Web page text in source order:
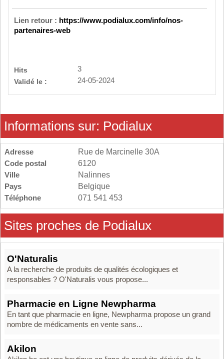
Lien retour : https://www.podialux.com/info/nos-
partenaires-web
Hits
3
Validé le :
24-05-2024
Informations sur: Podialux
Adresse
Rue de Marcinelle 30A
Code postal
6120
Ville
Nalinnes
Pays
Belgique
Téléphone
071 541 453
Sites proches de Podialux
O'Naturalis
A la recherche de produits de qualités écologiques et
responsables ? O'Naturalis vous propose...
Pharmacie en Ligne Newpharma
En tant que pharmacie en ligne, Newpharma propose un grand
nombre de médicaments en vente sans...
Akilon